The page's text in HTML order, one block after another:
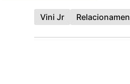
Vini Jr